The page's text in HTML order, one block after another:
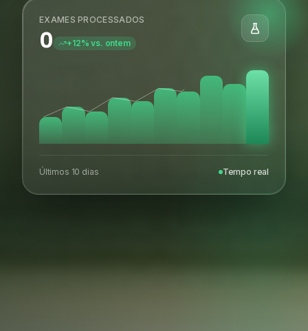
EXAMES PROCESSADOS
0 +12% vs. ontem
Últimos 10 dias Tempo real